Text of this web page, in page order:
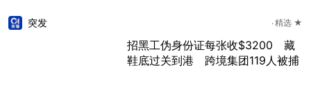
突发 精选 ★
招黑工伪身份证每张收$3200 藏
鞋底过关到港 跨境集团119人被捕